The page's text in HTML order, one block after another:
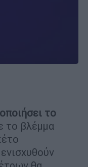
το
το βλέμμα